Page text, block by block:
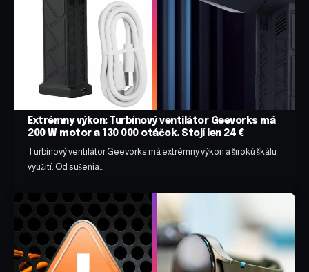
Extrémny výkon: Turbínový ventilátor Geevorks má
200 W motor a 130 000 otáčok. Stojí len 24 €
Turbínový ventilátor Geevorks má extrémny výkon a širokú škálu
využití. Od sušenia…